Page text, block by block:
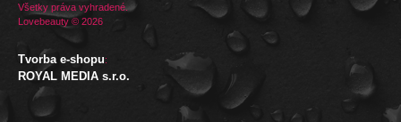
Všetky práva vyhradené.
Lovebeauty © 2026
Tvorba e-shopu:
ROYAL MEDIA s.r.o.